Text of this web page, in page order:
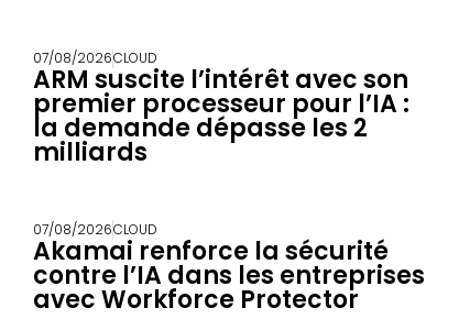
07/08/2026CLOUD
ARM suscite l’intérêt avec son
premier processeur pour l’IA :
la demande dépasse les 2
milliards
07/08/2026CLOUD
Akamai renforce la sécurité
contre l’IA dans les entreprises
avec Workforce Protector